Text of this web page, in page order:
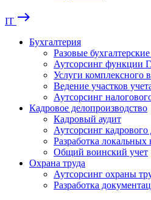
IT east
Бухгалтерия
Разовые
Аутсорсинг функции
Услуги комплексного
Ведение участков
Аутсорсинг
Кадровое делопроизводство
Кадровый аудит
Аутсорсинг кадрового
Разработка
Общий воинский учет
Охрана труда
Аутсорсинг охраны
Разработка